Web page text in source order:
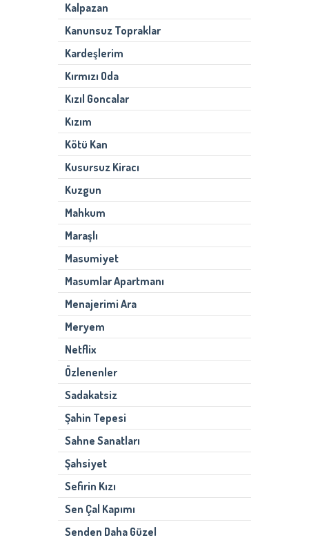
Kalpazan
Kanunsuz Topraklar
Kardeşlerim
Kırmızı Oda
Kızıl Goncalar
Kızım
Kötü Kan
Kusursuz Kiracı
Kuzgun
Mahkum
Maraşlı
Masumiyet
Masumlar Apartmanı
Menajerimi Ara
Meryem
Netflix
Özlenenler
Sadakatsiz
Şahin Tepesi
Sahne Sanatları
Şahsiyet
Sefirin Kızı
Sen Çal Kapımı
Senden Daha Güzel